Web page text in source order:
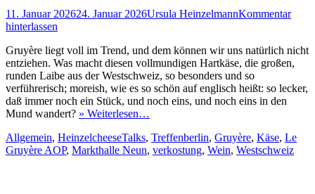
Veröffentlicht
am
11. Januar 202624. Januar 2026Autor
Ursula HeinzelmannKommentar
hinterlassen
Gruyère liegt voll im Trend, und dem können wir uns natürlich nicht
entziehen. Was macht diesen vollmundigen Hartkäse, die großen,
runden Laibe aus der Westschweiz, so besonders und so
verführerisch; moreish, wie es so schön auf englisch heißt: so lecker,
daß immer noch ein Stück, und noch eins, und noch eins in den
Mund wandert? » Weiterlesen…
Kategorien
Allgemein, HeinzelcheeseTalks, TreffenSchlagworte
berlin, Gruyère, Käse, Le
Gruyère AOP, Markthalle Neun, verkostung, Wein, Westschweiz